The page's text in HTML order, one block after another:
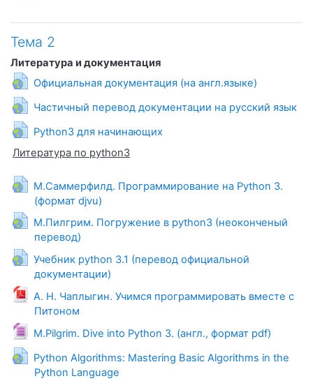
Тема 2
Литература и документация
Официальная документация (на англ.языке)Гиперссылка
Частичный перевод документации на русский язык
Python3 для начинающихГиперссылка
Литература по python3
М.Саммерфилд. Программирование на Python 3.
(формат djvu)Гиперссылка
М.Пилгрим. Погружение в python3 (неоконченый
перевод)Гиперссылка
Учебник python 3.1 (перевод официальной
документации)Гиперссылка
А. Н. Чаплыгин. Учимся программировать вместе с
ПитономГиперссылка
M.Pilgrim. Dive into Python 3. (англ., формат pdf)
Python Algorithms: Mastering Basic Algorithms in the
Python LanguageГиперссылка